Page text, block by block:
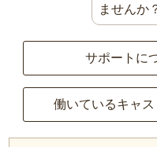
ませんか
サポートに
働いているキャ